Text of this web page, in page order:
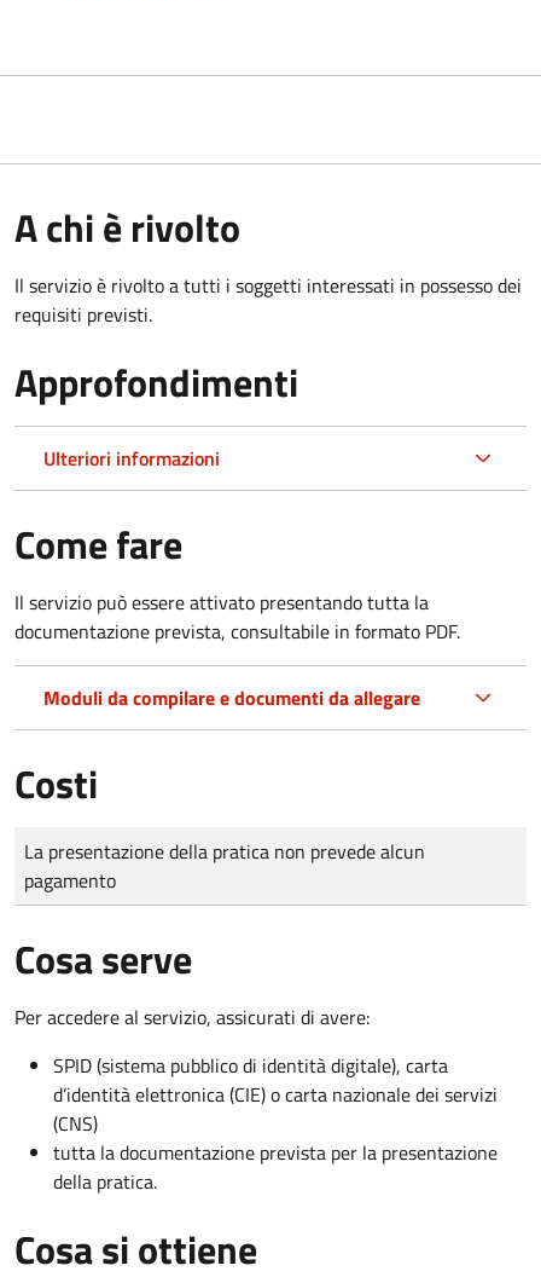
A chi è rivolto
Il servizio è rivolto a tutti i soggetti interessati in possesso dei
requisiti previsti.
Approfondimenti
Ulteriori informazioni
Come fare
Il servizio può essere attivato presentando tutta la
documentazione prevista, consultabile in formato PDF.
Moduli da compilare e documenti da allegare
Costi
Tipo di pagamento
Importo
La presentazione della pratica non prevede alcun
pagamento
Cosa serve
Per accedere al servizio, assicurati di avere:
SPID (sistema pubblico di identità digitale), carta
d’identità elettronica (CIE) o carta nazionale dei servizi
(CNS)
tutta la documentazione prevista per la presentazione
della pratica.
Cosa si ottiene